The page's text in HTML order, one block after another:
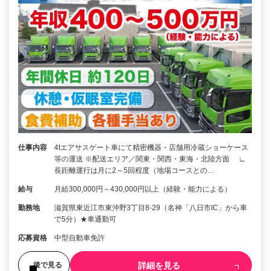
仕事内容
4tエアサスゲート車にて精密機器・店舗用冷蔵ショーケース
等の運送 ※配送エリア／関東・関西・東海・北陸方面 ∟
長距離運行は月に2～5回程度（地場コースとの…
給与 月給300,000円～430,000円以上（経験・能力による）
勤務地
滋賀県東近江市東沖野3丁目8-29（名神「八日市IC」から車
で5分）★車通勤可
応募資格 中型自動車免許
後で見る 詳細を見る